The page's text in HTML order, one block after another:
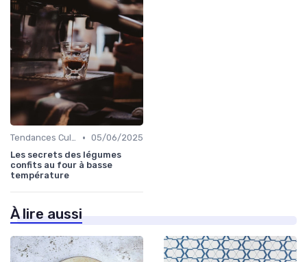
Tendances Culinaire • 05/06/2025
Les secrets des légumes
confits au four à basse
température
À lire aussi